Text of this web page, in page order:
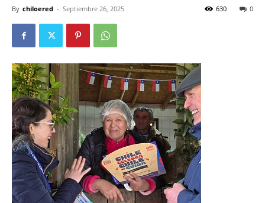
By chiloered - Septiembre 26, 2025 0
630